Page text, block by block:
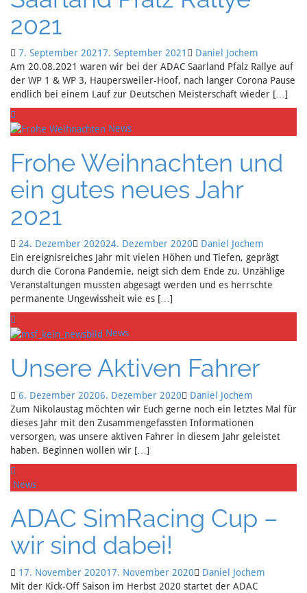
2021
7. September 20217. September 2021
Daniel Jochem
Am 20.08.2021 waren wir bei der ADAC Saarland Pfalz Rallye auf
der WP 1 & WP 3, Haupersweiler-Hoof, nach langer Corona Pause
endlich bei einem Lauf zur Deutschen Meisterschaft wieder […]
News
Frohe Weihnachten und
ein gutes neues Jahr
2021
24. Dezember 202024. Dezember 2020
Daniel Jochem
Ein ereignisreiches Jahr mit vielen Höhen und Tiefen, geprägt
durch die Corona Pandemie, neigt sich dem Ende zu. Unzählige
Veranstaltungen mussten abgesagt werden und es herrschte
permanente Ungewissheit wie es […]
News
Unsere Aktiven Fahrer
6. Dezember 20206. Dezember 2020
Daniel Jochem
Zum Nikolaustag möchten wir Euch gerne noch ein letztes Mal für
dieses Jahr mit den Zusammengefassten Informationen
versorgen, was unsere aktiven Fahrer in diesem Jahr geleistet
haben. Beginnen wollen wir […]
News
ADAC SimRacing Cup –
wir sind dabei!
17. November 202017. November 2020
Daniel Jochem
Mit der Kick-Off Saison im Herbst 2020 startet der ADAC